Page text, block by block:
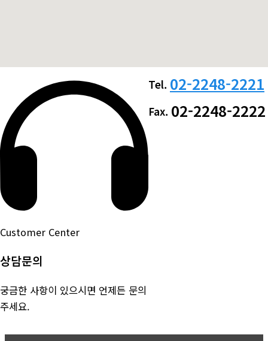
Customer Center
상담문의
궁금한 사항이 있으시면 언제든 문의
주세요.
Tel. 02-2248-2221
Fax. 02-2248-2222